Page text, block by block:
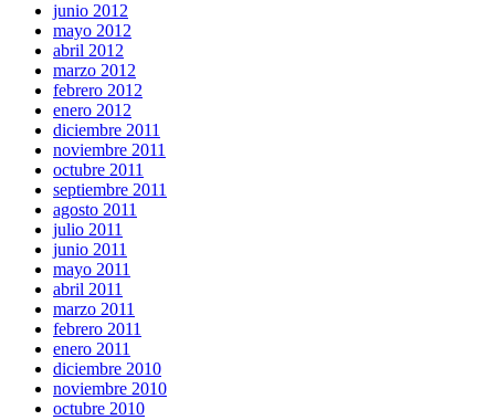
junio 2012
mayo 2012
abril 2012
marzo 2012
febrero 2012
enero 2012
diciembre 2011
noviembre 2011
octubre 2011
septiembre 2011
agosto 2011
julio 2011
junio 2011
mayo 2011
abril 2011
marzo 2011
febrero 2011
enero 2011
diciembre 2010
noviembre 2010
octubre 2010